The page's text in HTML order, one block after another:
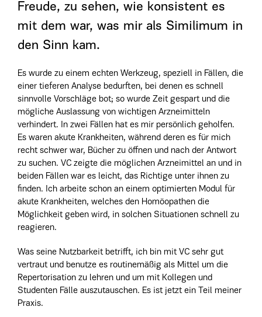
Freude, zu sehen, wie konsistent es
mit dem war, was mir als Similimum in
den Sinn kam.
Es wurde zu einem echten Werkzeug, speziell in Fällen, die
einer tieferen Analyse bedurften, bei denen es schnell
sinnvolle Vorschläge bot; so wurde Zeit gespart und die
mögliche Auslassung von wichtigen Arzneimitteln
verhindert. In zwei Fällen hat es mir persönlich geholfen.
Es waren akute Krankheiten, während deren es für mich
recht schwer war, Bücher zu öffnen und nach der Antwort
zu suchen. VC zeigte die möglichen Arzneimittel an und in
beiden Fällen war es leicht, das Richtige unter ihnen zu
finden. Ich arbeite schon an einem optimierten Modul für
akute Krankheiten, welches den Homöopathen die
Möglichkeit geben wird, in solchen Situationen schnell zu
reagieren.
Was seine Nutzbarkeit betrifft, ich bin mit VC sehr gut
vertraut und benutze es routinemäßig als Mittel um die
Repertorisation zu lehren und um mit Kollegen und
Studenten Fälle auszutauschen. Es ist jetzt ein Teil meiner
Praxis.